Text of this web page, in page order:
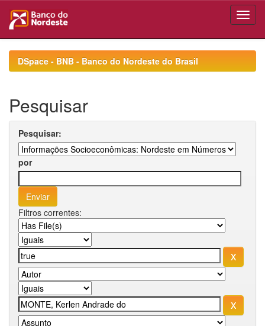
navigationDSpace - BNB - Banco do Nordeste do Brasil
Pesquisar
Pesquisar:
por
Filtros correntes: